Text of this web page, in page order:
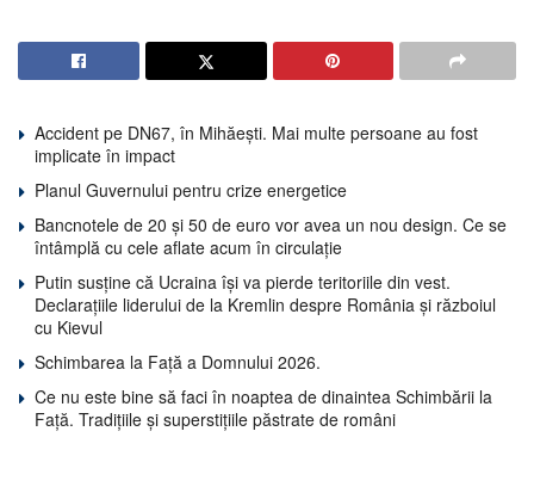
Accident pe DN67, în Mihăești. Mai multe persoane au fost
implicate în impact
Planul Guvernului pentru crize energetice
Bancnotele de 20 și 50 de euro vor avea un nou design. Ce se
întâmplă cu cele aflate acum în circulație
Putin susține că Ucraina își va pierde teritoriile din vest.
Declarațiile liderului de la Kremlin despre România și războiul
cu Kievul
Schimbarea la Față a Domnului 2026.
Ce nu este bine să faci în noaptea de dinaintea Schimbării la
Față. Tradițiile și superstițiile păstrate de români